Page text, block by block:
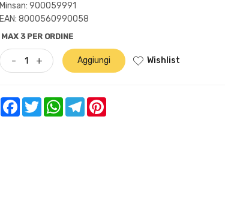
Minsan:900059991
EAN: 8000560990058
MAX 3 PER ORDINE
- + Aggiungi Wishlist
FacebookTwitter WhatsAppTelegram